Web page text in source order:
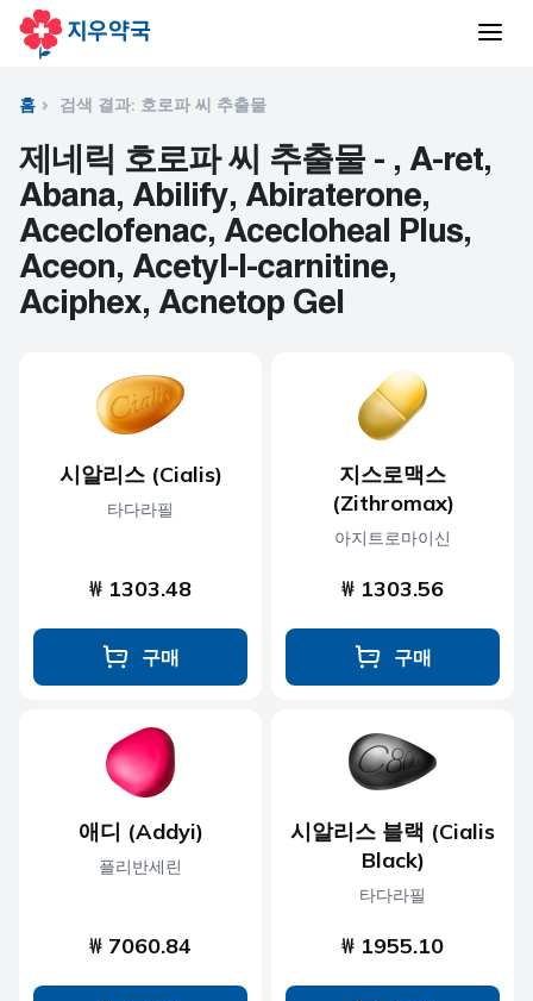
홈 검색 결과: 호로파 씨 추출물
제네릭 호로파 씨 추출물 - , A-ret,
Abana, Abilify, Abiraterone,
Aceclofenac, Acecloheal Plus,
Aceon, Acetyl-l-carnitine,
Aciphex, Acnetop Gel
시알리스 (Cialis)
타다라필
₩ 1303.48
구매
지스로맥스
(Zithromax)
아지트로마이신
₩ 1303.56
구매
애디 (Addyi)
플리반세린
₩ 7060.84
시알리스 블랙 (Cialis
Black)
타다라필
₩ 1955.10